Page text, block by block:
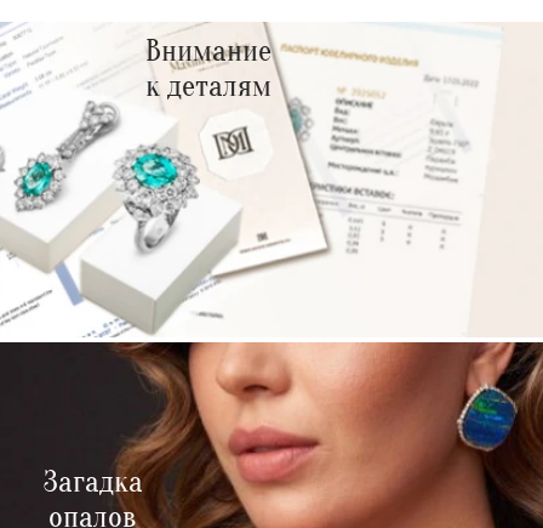
Внимание
к деталям
Загадка
опалов